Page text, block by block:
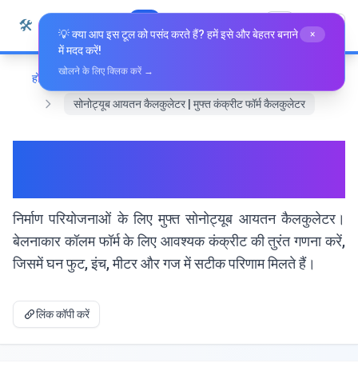
सामग्री पर जाएं
🛠️ Whiz Tools सभी उपकरण हिन्दी
होम
गणित और ज्यामिति
सोनोट्यूब आयतन कैलकुलेटर | मुफ्त कंक्रीट फॉर्म कैलकुलेटर
निर्माण परियोजनाओं के लिए मुफ्त सोनोट्यूब आयतन कैलकुलेटर।
बेलनाकार कॉलम फॉर्म के लिए आवश्यक कंक्रीट की तुरंत गणना करें,
जिसमें घन फुट, इंच, मीटर और गज में सटीक परिणाम मिलते हैं।
लिंक कॉपी करें
💡 क्या आप इस टूल को पसंद करते हैं? हमें इसे और बेहतर बनाने
में मदद करें!
×
खोलने के लिए क्लिक करें →